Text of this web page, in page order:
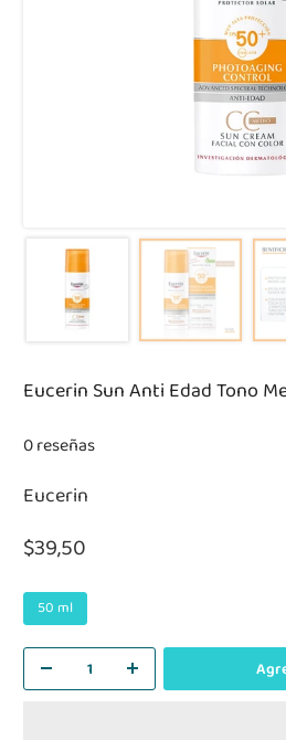
Eucerin Sun Anti Edad Tono
0 reseñas
Eucerin
$39,50
50 ml